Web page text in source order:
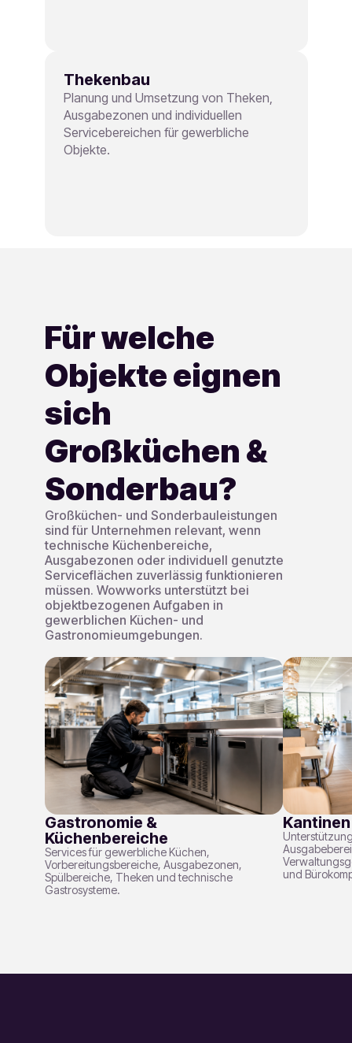
Thekenbau
Planung und Umsetzung von Theken,
Ausgabezonen und individuellen
Servicebereichen für gewerbliche
Objekte.
Für welche
Objekte eignen
sich
Großküchen &
Sonderbau?
Großküchen- und Sonderbauleistungen
sind für Unternehmen relevant, wenn
technische Küchenbereiche,
Ausgabezonen oder individuell genutzte
Serviceflächen zuverlässig funktionieren
müssen. Wowworks unterstützt bei
objektbezogenen Aufgaben in
gewerblichen Küchen- und
Gastronomieumgebungen.
Gastronomie &
Küchenbereiche
Services für gewerbliche Küchen,
Vorbereitungsbereiche, Ausgabezonen,
Spülbereiche, Theken und technische
Gastrosysteme.
und